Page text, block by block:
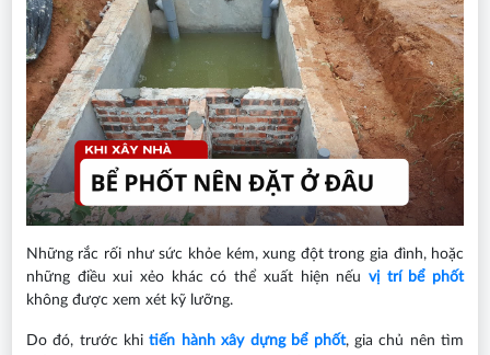
Những rắc rối như sức khỏe kém, xung đột trong gia đình, hoặc
những điều xui xẻo khác có thể xuất hiện nếuvị trí bể phốt
không được xem xét kỹ lưỡng.
Do đó, trước khi tiến hành xây dựng bể phốt, gia chủ nên tìm